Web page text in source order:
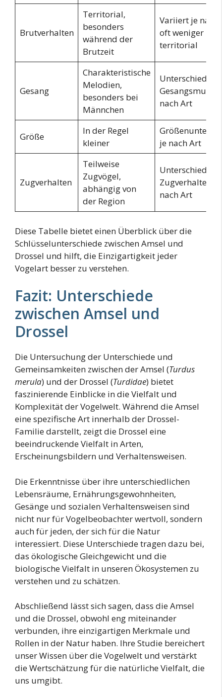
Brutverhalten
Territorial,
besonders
während der
Brutzeit
Variiert je nach
oft weniger
territorial
Gesang
Charakteristische
Melodien,
besonders bei
Männchen
nach Art
Größe
In der Regel
kleiner
je nach Art
Zugverhalten
Teilweise
Zugvögel,
abhängig von
der Region
Zugverhalten je
nach Art
Diese Tabelle bietet einen Überblick über die
Schlüsselunterschiede zwischen Amsel und
Drossel und hilft, die Einzigartigkeit jeder
Vogelart besser zu verstehen.
Fazit: Unterschiede
zwischen Amsel und
Drossel
Die Untersuchung der Unterschiede und
Gemeinsamkeiten zwischen der Amsel (Turdus
merula) und der Drossel (Turdidae) bietet
faszinierende Einblicke in die Vielfalt und
Komplexität der Vogelwelt. Während die Amsel
eine spezifische Art innerhalb der Drossel-
Familie darstellt, zeigt die Drossel eine
beeindruckende Vielfalt in Arten,
Erscheinungsbildern und Verhaltensweisen.
Die Erkenntnisse über ihre unterschiedlichen
Lebensräume, Ernährungsgewohnheiten,
Gesänge und sozialen Verhaltensweisen sind
nicht nur für Vogelbeobachter wertvoll, sondern
auch für jeden, der sich für die Natur
interessiert. Diese Unterschiede tragen dazu bei,
das ökologische Gleichgewicht und die
biologische Vielfalt in unseren Ökosystemen zu
verstehen und zu schätzen.
Abschließend lässt sich sagen, dass die Amsel
und die Drossel, obwohl eng miteinander
verbunden, ihre einzigartigen Merkmale und
Rollen in der Natur haben. Ihre Studie bereichert
unser Wissen über die Vogelwelt und verstärkt
die Wertschätzung für die natürliche Vielfalt, die
uns umgibt.